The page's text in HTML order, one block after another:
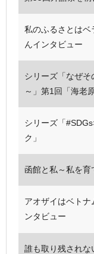
私のふるさとはベ
んインタビュー
シリーズ「なぜそ
～」第1回「海老
シリーズ「
ク」
函館と私～私を育
アオザイはベト
ンタビュー
誰も取り残されな